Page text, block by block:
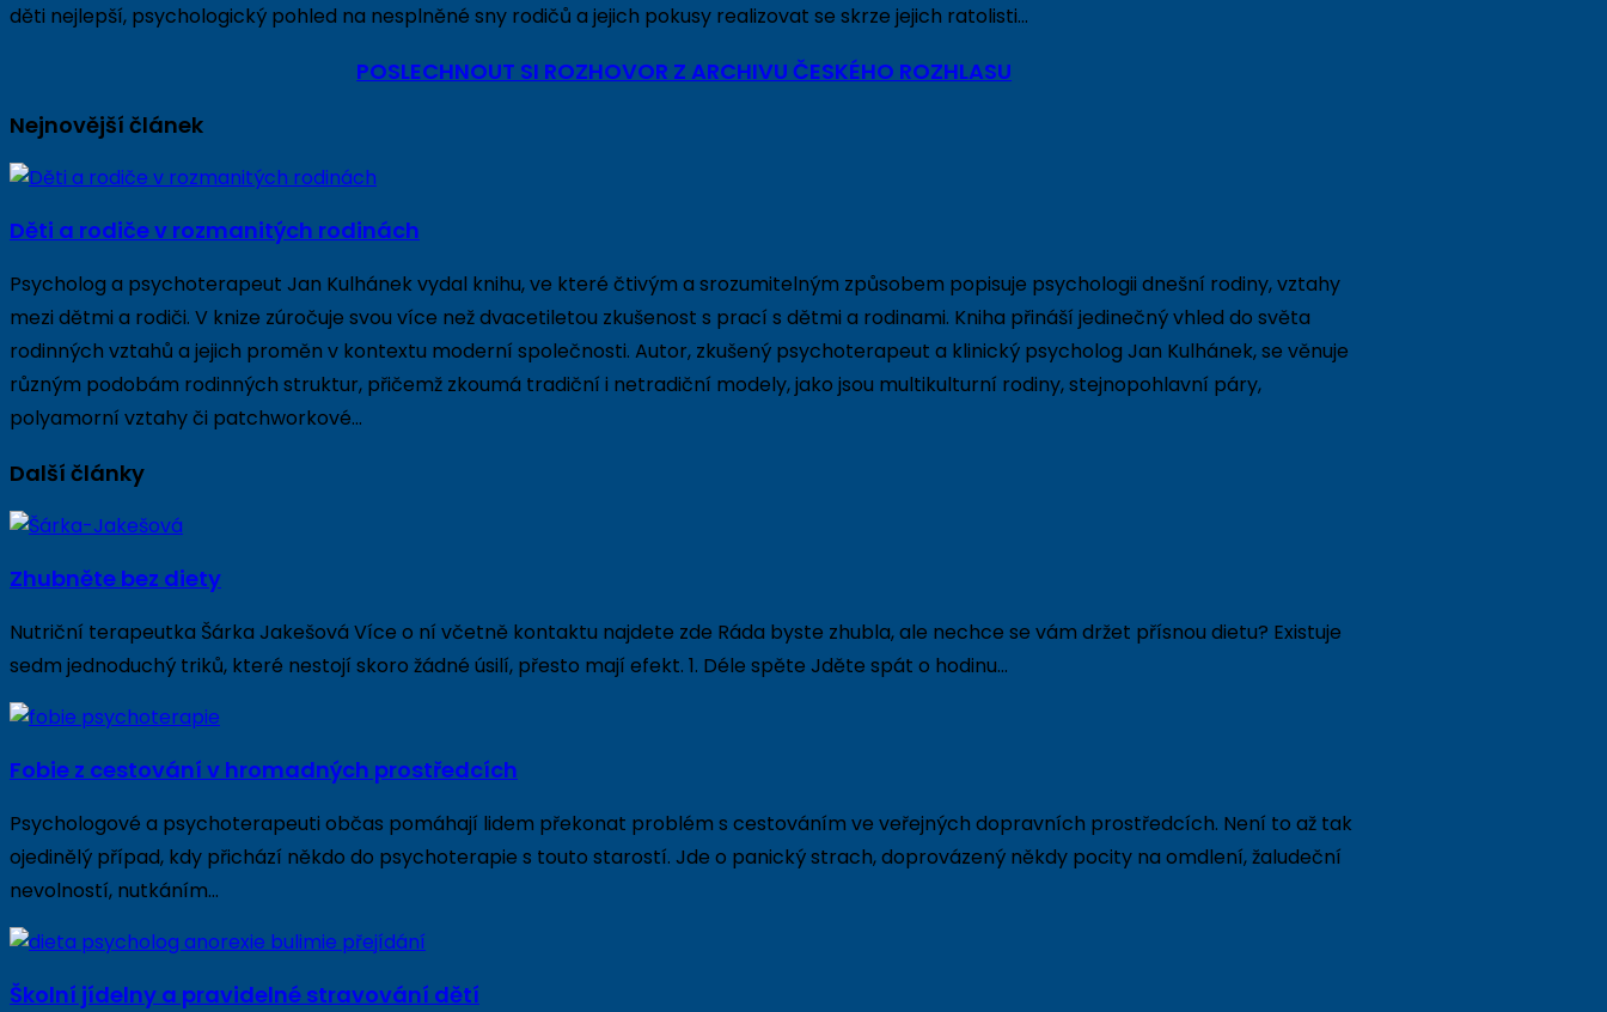
děti nejlepší, psychologický pohled na nesplněné sny rodičů a jejich pokusy realizovat se skrze jejich ratolisti…
POSLECHNOUT SI ROZHOVOR Z ARCHIVU ČESKÉHO ROZHLASU
Nejnovější článek
Děti a rodiče v rozmanitých rodinách
Psycholog a psychoterapeut Jan Kulhánek vydal knihu, ve které čtivým a srozumitelným způsobem popisuje psychologii dnešní rodiny, vztahy
mezi dětmi a rodiči. V knize zúročuje svou více než dvacetiletou zkušenost s prací s dětmi a rodinami. Kniha přináší jedinečný vhled do světa
rodinných vztahů a jejich proměn v kontextu moderní společnosti. Autor, zkušený psychoterapeut a klinický psycholog Jan Kulhánek, se věnuje
různým podobám rodinných struktur, přičemž zkoumá tradiční i netradiční modely, jako jsou multikulturní rodiny, stejnopohlavní páry,
polyamorní vztahy či patchworkové…
Další články
Zhubněte bez diety
Nutriční terapeutka Šárka Jakešová Více o ní včetně kontaktu najdete zde Ráda byste zhubla, ale nechce se vám držet přísnou dietu? Existuje
sedm jednoduchý triků, které nestojí skoro žádné úsilí, přesto mají efekt. 1. Déle spěte Jděte spát o hodinu…
Fobie z cestování v hromadných prostředcích
Psychologové a psychoterapeuti občas pomáhají lidem překonat problém s cestováním ve veřejných dopravních prostředcích. Není to až tak
ojedinělý případ, kdy přichází někdo do psychoterapie s touto starostí. Jde o panický strach, doprovázený někdy pocity na omdlení, žaludeční
nevolností, nutkáním…
Školní jídelny a pravidelné stravování dětí